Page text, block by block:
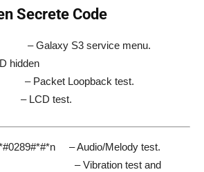
Secrete Code
S3 service menu.
hidden
Packet Loopback test.
LCD test.
– Audio/Melody test.
– Vibration test and